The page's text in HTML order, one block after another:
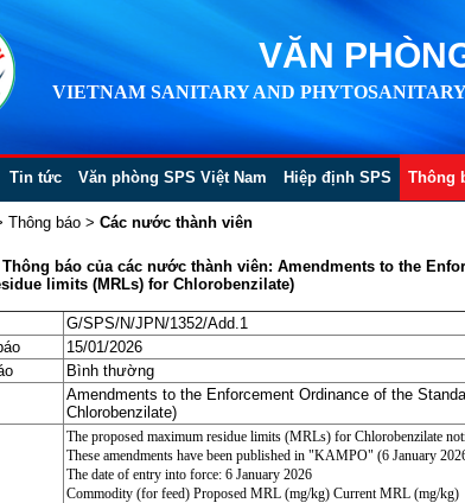
VĂN
VIETNAM SANITARY AND
Tin tức Văn phòng SPS Việt Nam Hiệp định SPS Thông
Thông báo> Các nước thành viên
báo của các nước thành viên: Amendments to the
limits (MRLs) for Chlorobenzilate)
G/SPS/N/JPN/1352/Add.1
15/01/2026
Bình thường
Amendments to the Enforcement Ordinance of the
Chlorobenzilate)
The proposed maximum residue limits (MRLs) for Chlorobenzilate
These amendments have been published in "KAMPO" (6 January
The date of entry into force: 6 January 2026
Commodity (for feed) Proposed MRL (mg/kg) Current MRL (mg/kg)